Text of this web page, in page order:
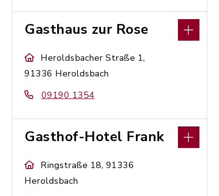
Gasthaus zur Rose
Heroldsbacher Straße 1,
91336 Heroldsbach
09190 1354
Gasthof-Hotel Frank
Ringstraße 18, 91336
Heroldsbach